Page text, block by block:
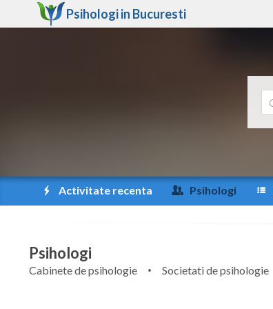
Psihologi in Bucuresti
Activitate recenta Psihologi
Psihologi
Cabinete de psihologie Societati de psihologie